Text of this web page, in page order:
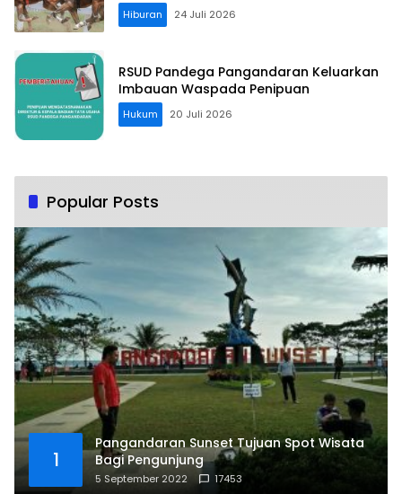
Hiburan 24 Juli 2026
RSUD Pandega Pangandaran Keluarkan
Imbauan Waspada Penipuan
Hukum 20 Juli 2026
Popular Posts
1
Pangandaran Sunset Tujuan Spot Wisata
Bagi Pengunjung
5 September 2022 17453